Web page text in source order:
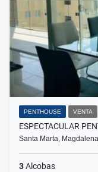
PENTHOUSE VENTA
ESPECTACULAR
Santa Marta,
3Alcobas